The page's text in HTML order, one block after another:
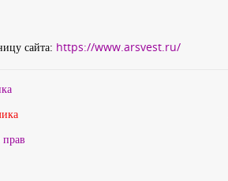
сайта: https://www.arsvest.ru/